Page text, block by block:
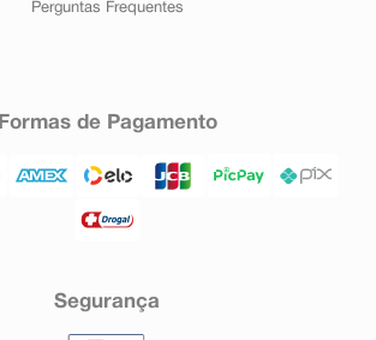
Perguntas Frequentes
Formas de Pagamento
Segurança